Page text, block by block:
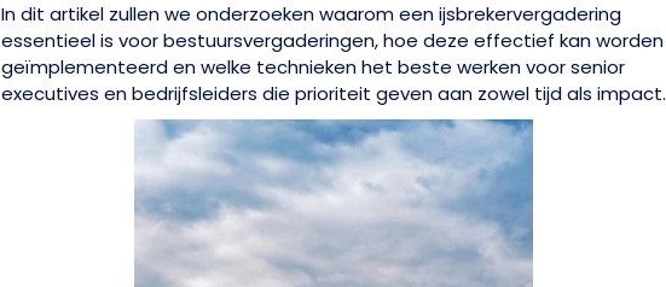
In dit artikel zullen we onderzoeken waarom een ijsbrekervergadering
essentieel is voor bestuursvergaderingen, hoe deze effectief kan worden
geïmplementeerd en welke technieken het beste werken voor senior
executives en bedrijfsleiders die prioriteit geven aan zowel tijd als impact.